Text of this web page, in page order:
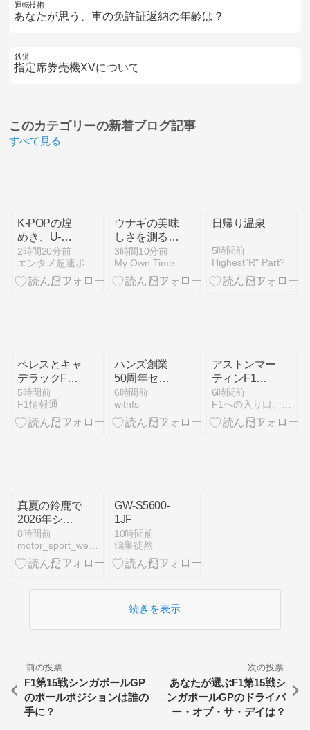
運転技術
あなたが思う、車の免許証返納の年齢は？
鉄道
指定席券売機XVについて
このカテゴリーの新着ブログ記事
すべて見る
K-POPの煌
めき、U-
NEXTで独占
見放題！
『2026 K-
2時間20分前
エンタメ超速ポータルCarコム
ウナギの美味
しさを測る基
準とは
3時間10分前
My Own Time
日帰り温泉
5時間前
Highest"R" Part?
ペレスとキャ
デラックF1
の契約は
2026年の1年
のみ、2027
5時間前
F1情報通
ハンズ創業
50周年セー
ル開幕！注目
の限定コス
メ・ポイント
6時間前
withfs
アストンマー
ティンF1
2026年低迷
の内幕 ニュ
ーウェイ計画
6時間前
F1への入り口、F1-Gate.com
真夏の鈴鹿で
2026年シー
ズン閉幕。
Yamatatsuが
フェラーリ・
ジャパン新王
8時間前
GW-S5600-
1JF
10時間前
鴻巣徒然
続きを表示
前の投票
F1第15戦シンガポールGP
のポールポジションは誰の
手に？
次の投票
あなたが選ぶF1第15戦シ
ンガポールGPのドライバ
ー・オブ・サ・デイは？